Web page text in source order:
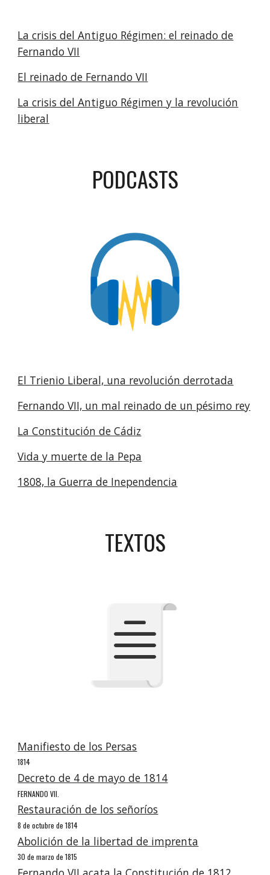
La crisis del Antiguo Régimen: el reinado de
Fernando VII
El reinado de Fernando VII
La crisis del Antiguo Régimen y la revolución
liberal
PODCASTS
El Trienio Liberal, una revolución derrotada
Fernando VII, un mal reinado de un pésimo rey
La Constitución de Cádiz
Vida y muerte de la Pepa
1808, la Guerra de Inependencia
TEXTOS
Manifiesto de los Persas
1814
Decreto de 4 de mayo de 1814
FERNANDO VII.
Restauración de los señoríos
8 de octubre de 1814
Abolición de la libertad de imprenta
30 de marzo de 1815